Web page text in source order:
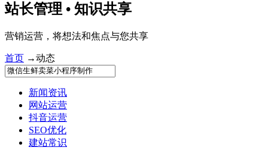
站长管理 • 知识共享
营销运营，将想法和焦点与您共享
首页 →动态
新闻资讯
网站运营
抖音运营
SEO优化
建站常识